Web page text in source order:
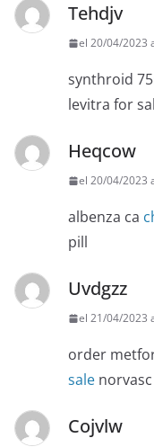
Tehdjv
el 20/04/2023
synthroid
levitra for
Heqcow
el 20/04/2023
albenza ca
pill
Uvdgzz
el 21/04/2023
order
sale
Cojvlw